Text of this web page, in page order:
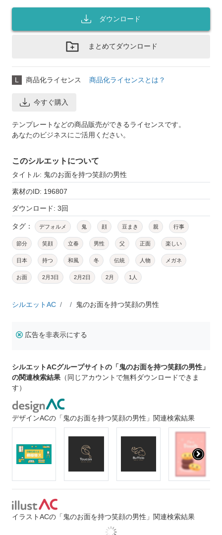
ダウンロード
まとめてダウンロード
L 商品化ライセンス 商品化ライセンスとは？
今すぐ購入
テンプレートなどの商品販売ができるライセンスです。
あなたのビジネスにご活用ください。
このシルエットについて
タイトル: 鬼のお面を持つ笑顔の男性
素材のID: 196807
ダウンロード: 3回
タグ： デフォルメ 鬼 顔 豆まき 親 行事
節分 笑顔 立春 男性 父 正面 楽しい
日本 持つ 和風 冬 伝統 人物 メガネ
お面 2月3日 2月2日 2月 1人
シルエットAC 鬼のお面を持つ笑顔の男性
広告を非表示にする
シルエットACグループサイトの「鬼のお面を持つ笑顔の男性」
の関連検索結果 （同じアカウントで無料ダウンロードできま
す）
デザインACの「鬼のお面を持つ笑顔の男性」関連検索結果
イラストACの「鬼のお面を持つ笑顔の男性」関連検索結果